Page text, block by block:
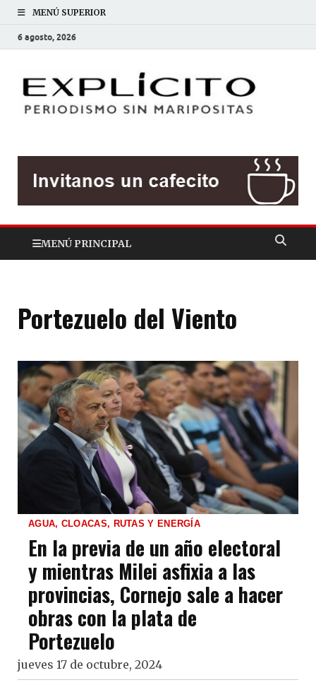
MENÚ SUPERIOR
6 agosto, 2026
MENÚ PRINCIPAL
Portezuelo del Viento
AGUA, CLOACAS, RUTAS Y ENERGÍA
En la previa de un año electoral
y mientras Milei asfixia a las
provincias, Cornejo sale a hacer
obras con la plata de
Portezuelo
jueves 17 de octubre, 2024